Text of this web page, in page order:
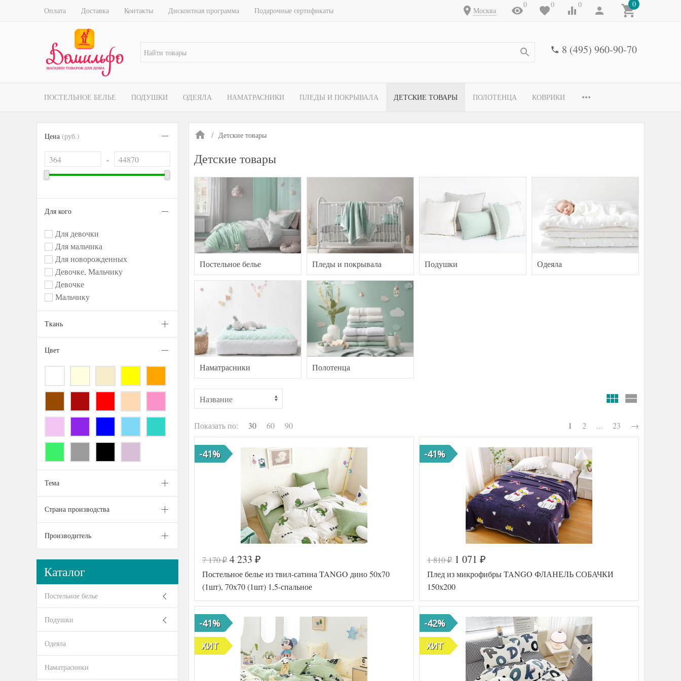
Оплата Доставка Контакты Дисконтная программа Подарочные сертификаты Москва
0 0 0 0
8 (495) 960-90-70
ПОСТЕЛЬНОЕ БЕЛЬЕ ПОДУШКИ ОДЕЯЛА НАМАТРАСНИКИ ПЛЕДЫ И ПОКРЫВАЛА ДЕТСКИЕ ТОВАРЫ ПОЛОТЕНЦА КОВРИКИ
Детские товары
Детские товары
Постельное белье Пледы и покрывала Подушки Одеяла
Наматрасники Полотенца
Показать по: 30 60 90 1 2 ... 23 →
-41%
7 170₽ 4 233 ₽
Постельное белье из твил-сатина TANGO дино 50х70
(1шт), 70х70 (1шт) 1,5-спальное
-41%
1 810₽ 1 071 ₽
Плед из микрофибры TANGO ФЛАНЕЛЬ СОБАЧКИ
150х200
-41%
ХИТ
-42%
ХИТ
Цена (руб.)
-
Для кого
Для девочки
Для мальчика
Для новорожденных
Девочке, Мальчику
Девочке
Мальчику
Ткань
Цвет
Тема
Страна производства
Производитель
Каталог
Постельное белье
Подушки
Одеяла
Наматрасники